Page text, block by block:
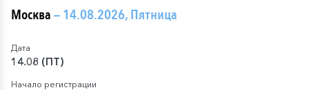
Москва— 14.08.2026, Пятница
Дата
14.08 (ПТ)
Начало регистрации